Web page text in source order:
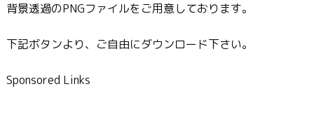
背景透過のPNGファイルをご用意しております。
下記ボタンより、ご自由にダウンロード下さい。
Sponsored Links